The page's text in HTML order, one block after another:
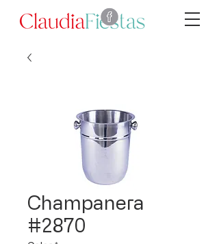
Champanera
#2870